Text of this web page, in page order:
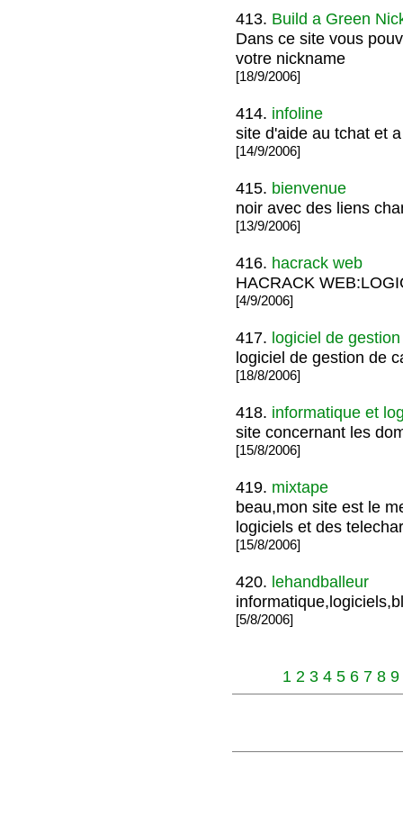
413. Build a Green
Dans ce site vous
votre nickname
[18/9/2006]
414. infoline
site d'aide au tchat et
[14/9/2006]
415. bienvenue
noir avec des liens
[13/9/2006]
416. hacrack web
HACRACK
[4/9/2006]
417. logiciel de
logiciel de gestion de
[18/8/2006]
418. informatique et
site concernant les
[15/8/2006]
419. mixtape
beau,mon site est le
logiciels et des
[15/8/2006]
420. lehandballeur
[5/8/2006]
1 2 3 4 5 6 7 8 9